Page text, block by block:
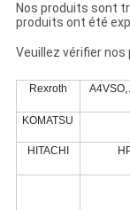
Nos produits sont
produits ont été
Veuillez vérifier nos
Rexroth
A4VSO,
KOMATSU
HITACHI